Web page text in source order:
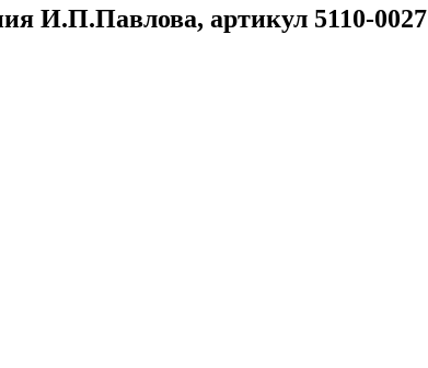
И.П.Павлова, артикул 5110-0027